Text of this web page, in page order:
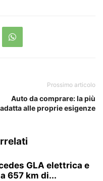
Prossimo articolo
Auto da comprare: la più
adatta alle proprie esigenze
GLA elettrica e
657 km di...